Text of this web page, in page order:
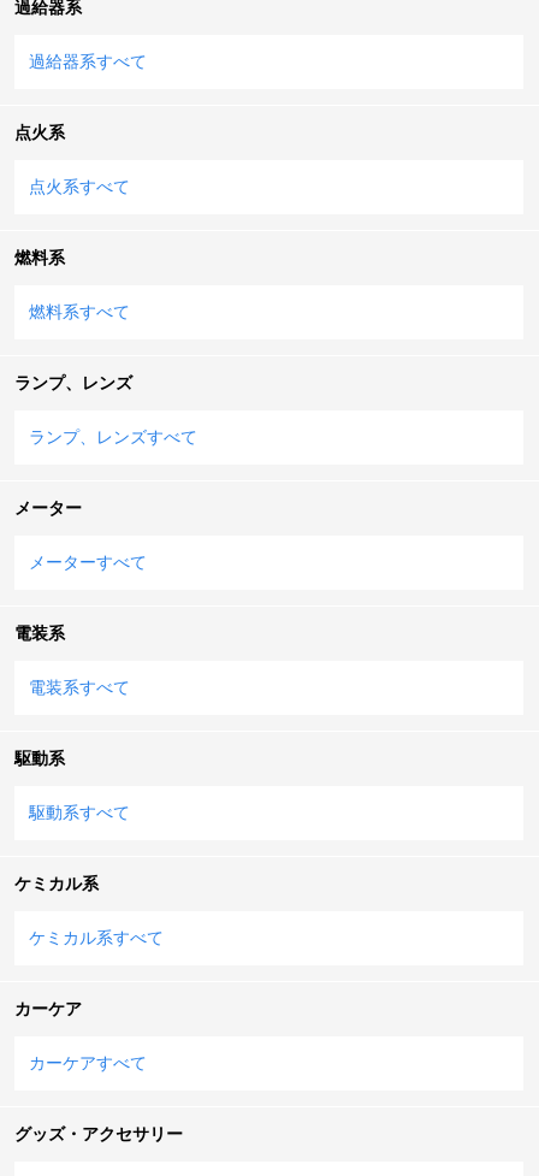
過給器系
過給器系すべて
点火系
点火系すべて
燃料系
燃料系すべて
ランプ、レンズ
ランプ、レンズすべて
メーター
メーターすべて
電装系
電装系すべて
駆動系
駆動系すべて
ケミカル系
ケミカル系すべて
カーケア
カーケアすべて
グッズ・アクセサリー